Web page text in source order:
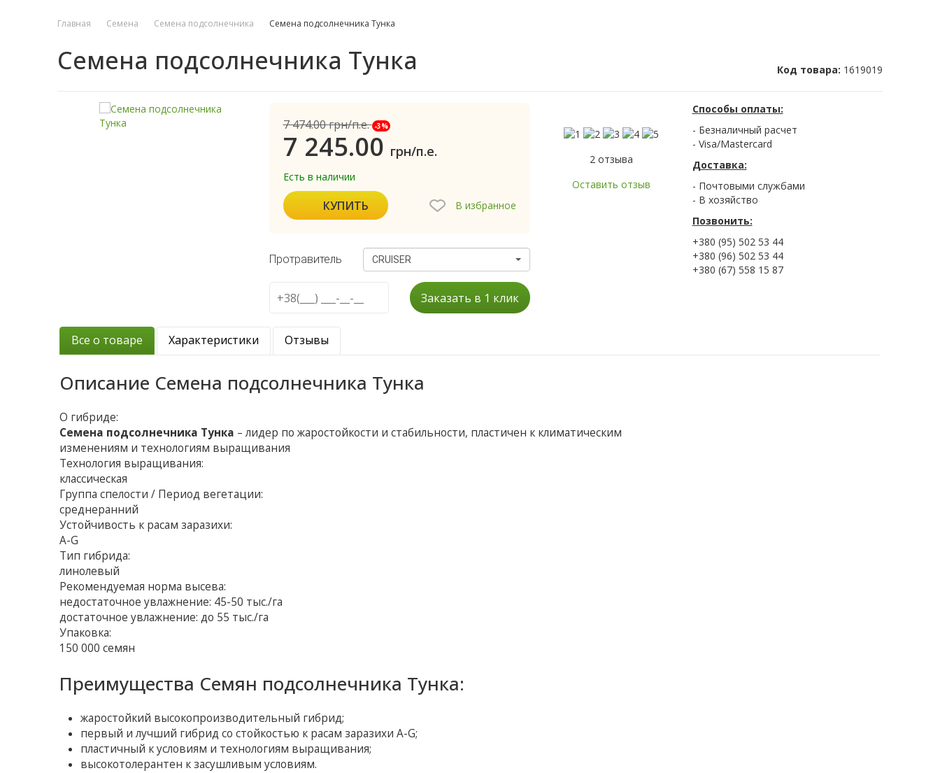
Главная Семена Семена подсолнечника Семена подсолнечника Тунка
Семена подсолнечника Тунка Код товара: 1619019
7 474.00грн/п.е. -3%
7 245.00 грн/п.е.
Есть в наличии
КУПИТЬ В избранное
Протравитель CRUISER
2 отзыва
Оставить отзыв
Заказать в 1 клик
Способы оплаты:
- Безналичный расчет
- Visa/Mastercard
Доставка:
- Почтовыми службами
- В хозяйство
Позвонить:
+380 (95) 502 53 44
+380 (96) 502 53 44
+380 (67) 558 15 87
Все о товаре Характеристики Отзывы
Описание Семена подсолнечника Тунка
О гибриде:
Семена подсолнечника Тунка – лидер по жаростойкости и стабильности, пластичен к климатическим
изменениям и технологиям выращивания
Технология выращивания:
классическая
Группа спелости / Период вегетации:
среднеранний
Устойчивость к расам заразихи:
A-G
Тип гибрида:
линолевый
Рекомендуемая норма высева:
недостаточное увлажнение: 45-50 тыс./га
достаточное увлажнение: до 55 тыс./га
Упаковка:
150 000 семян
Преимущества Семян подсолнечника Тунка:
жаростойкий высокопроизводительный гибрид;
первый и лучший гибрид со стойкостью к расам заразихи А-G;
пластичный к условиям и технологиям выращивания;
высокотолерантен к засушливым условиям.